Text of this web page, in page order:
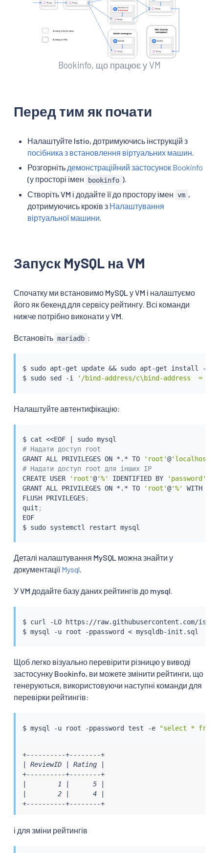
Bookinfo, що працює у VM
Перед тим як почати
Налаштуйте Istio, дотримуючись інструкцій з
посібника з встановлення віртуальних машин.
Розгорніть демонстраційний застосунок Bookinfo
(у просторі імен
bookinfo ).
Створіть VM і додайте її до простору імен vm ,
дотримуючись кроків з Налаштування
віртуальної машини.
Запуск MySQL на VM
Спочатку ми встановимо MySQL у VM і налаштуємо
його як бекенд для сервісу рейтингу. Всі команди
нижче потрібно виконати у VM.
Встановіть mariadb :
$ sudo apt-get update && sudo apt-get install -y
$ sudo sed -i '/bind-address/c\bind-address  =
Налаштуйте автентифікацію:
$ cat <<EOF sudo
# Надати доступ root
GRANT ALL PRIVILEGES ON *.* TO
'root'@'localhost'
# Надати доступ root для інших IP
CREATE USER
'root'@'%' IDENTIFIED BY 'password'
GRANT ALL PRIVILEGES ON *.* TO
'root'@'%'
WITH
FLUSH PRIVILEGES;
quit ;
EOF
$ sudo
Деталі налаштування MySQL можна знайти у
документаціїMysql.
У VM додайте базу даних рейтингів до mysql.
$ curl
-LO https://raw.githubusercontent.com/
$ mysql -u root -ppassword <
Щоб легко візуально перевірити різницю у виводі
застосунку Bookinfo, ви можете змінити рейтинги, що
генеруються, використовуючи наступні команди для
перевірки рейтингів:
$ mysql -u root -ppassword test -e "select * from
+----------+--------+
| ReviewID | Rating |
+----------+--------+
|        1 |      5 |
|        2 |      4 |
+----------+--------+
і для зміни рейтингів